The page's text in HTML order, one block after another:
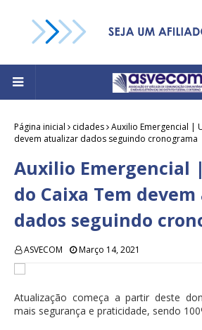
Página inicial cidades Auxilio Emergencial |
devem atualizar dados seguindo cronograma
Auxilio Emergencial
do Caixa Tem
dados seguindo
ASVECOM Março 14, 2021
Atualização começa a partir deste
mais segurança e praticidade, sendo